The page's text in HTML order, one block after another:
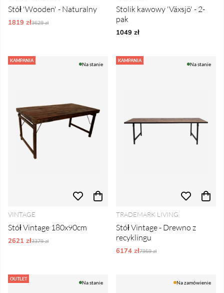
Stół 'Wooden' - Naturalny
1819 złOrdynarne ceny:
3629 zł
Stolik kawowy 'Växsjö' - 2-
pak
1049 zł
KAMPANIA
Na stanie
VINTAGE
Stół Vintage 180x90cm
2621 złOrdynarne ceny:
3379 zł
KAMPANIA
Na stanie
TRADEMARK LIVING
Stół Vintage - Drewno z
recyklingu
6174 złOrdynarne ceny:
7959 zł
OUTLET
Na stanie Na zamówienie